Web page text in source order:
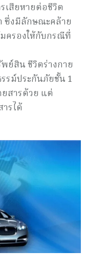
เสียหายต่อชีวิต
ซึ่งมีลักษณะคล้าย
ครองให้กับกรณีที่
ย์สิน ชีวิตร่างกาย
รม์ประกันภัยชั้น 1
สารด้วย แต่
รได้